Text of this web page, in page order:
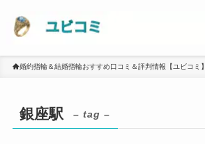
婚約指輪＆結婚指輪おすすめ口コミ＆評判情報【ユビコミ】
銀座駅 – tag –